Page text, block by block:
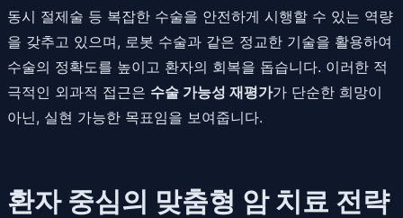
동시 절제술 등 복잡한 수술을 안전하게 시행할 수 있는 역량
을 갖추고 있으며, 로봇 수술과 같은 정교한 기술을 활용하여
수술의 정확도를 높이고 환자의 회복을 돕습니다. 이러한 적
극적인 외과적 접근은 수술 가능성 재평가가 단순한 희망이
아닌, 실현 가능한 목표임을 보여줍니다.
환자 중심의 맞춤형 암 치료 전략